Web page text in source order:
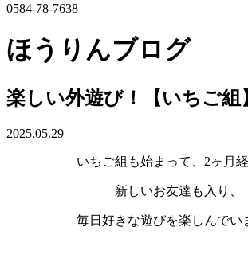
0584-78-7638
ほうりんブログ
楽しい外遊び！【いちご組
2025.05.29
いちご組も始まって、2ヶ月経
新しいお友達も入り、
毎日好きな遊びを楽しんでい